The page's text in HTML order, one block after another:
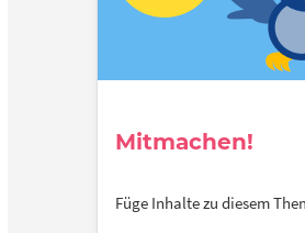
Mitmachen!
Füge Inhalte zu diesem